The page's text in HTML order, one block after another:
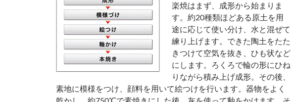
楽焼はまず、成形から始まりま
す。約20種類ほどある原土を用
途に応じて使い分け、水と混ぜて
練り上げます。できた陶土をたた
きつけて空気を抜き、ひも状など
にします。ろくろで輪の形にひね
りながら積み上げ成形。その後、
素地に模様をつけ、顔料を用いて絵つけを行います。器物をよく